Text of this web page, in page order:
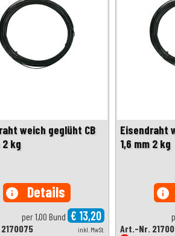
weich geglüht CB
2 kg
info Details
per 1,00 Bund € 13,20
inkl. MwSt.
Eisendraht
1,6 mm 2 kg
info
Art.-Nr.